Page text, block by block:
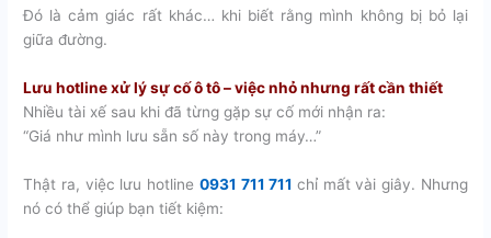
Đó là cảm giác rất khác… khi biết rằng mình không bị bỏ lại
giữa đường.
Lưu hotline xử lý sự cố ô tô – việc nhỏ nhưng rất cần thiết
Nhiều tài xế sau khi đã từng gặp sự cố mới nhận ra:
“Giá như mình lưu sẵn số này trong máy…”
Thật ra, việc lưu hotline 0931 711 711 chỉ mất vài giây. Nhưng
nó có thể giúp bạn tiết kiệm: